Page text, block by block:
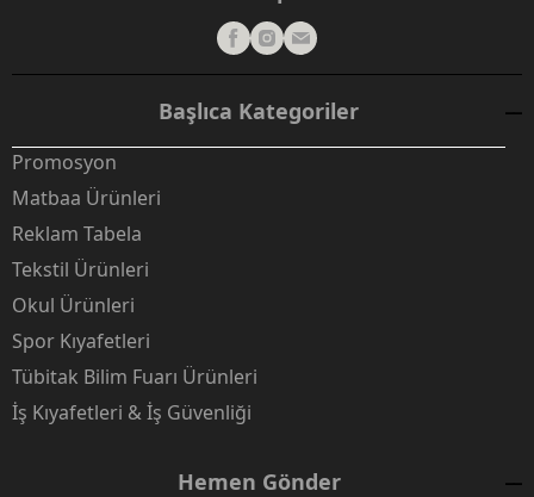
Başlıca Kategoriler
Promosyon
Matbaa Ürünleri
Reklam Tabela
Tekstil Ürünleri
Okul Ürünleri
Spor Kıyafetleri
Tübitak Bilim Fuarı Ürünleri
İş Kıyafetleri & İş Güvenliği
Hemen Gönder